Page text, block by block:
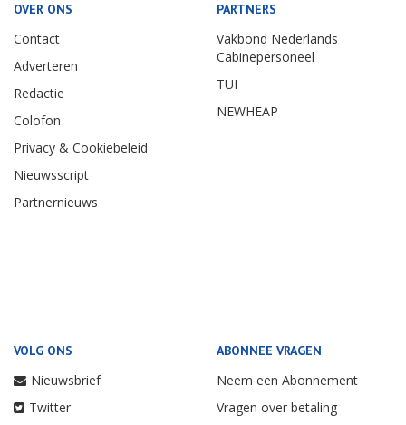
OVER ONS
Contact
Adverteren
Redactie
Colofon
Privacy & Cookiebeleid
Nieuwsscript
Partnernieuws
PARTNERS
Vakbond Nederlands
Cabinepersoneel
TUI
NEWHEAP
VOLG ONS
Nieuwsbrief
Twitter
ABONNEE VRAGEN
Neem een Abonnement
Vragen over betaling